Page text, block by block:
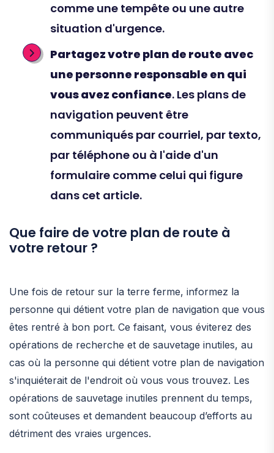
comme une tempête ou une autre
situation d'urgence.
Partagez votre plan de route avec
une personne responsable en qui
vous avez confiance. Les plans de
navigation peuvent être
communiqués par courriel, par texto,
par téléphone ou à l'aide d'un
formulaire comme celui qui figure
dans cet article.
Que faire de votre plan de route à
votre retour ?
Une fois de retour sur la terre ferme, informez la
personne qui détient votre plan de navigation que vous
êtes rentré à bon port. Ce faisant, vous éviterez des
opérations de recherche et de sauvetage inutiles, au
cas où la personne qui détient votre plan de navigation
s'inquiéterait de l'endroit où vous vous trouvez. Les
opérations de sauvetage inutiles prennent du temps,
sont coûteuses et demandent beaucoup d’efforts au
détriment des vraies urgences.